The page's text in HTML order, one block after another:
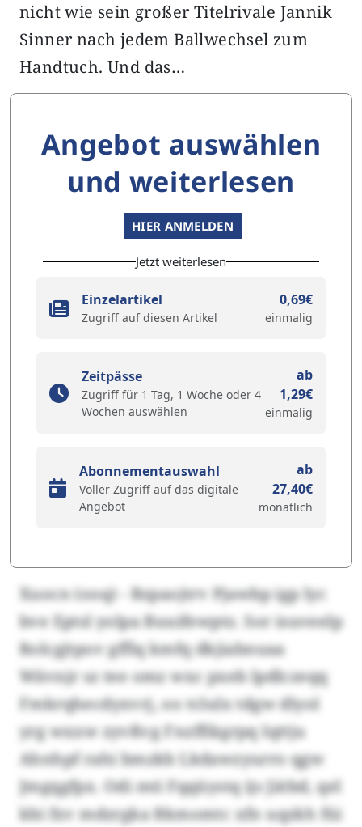
nicht wie sein großer Titelrivale Jannik
Sinner nach jedem Ballwechsel zum
Handtuch. Und das…
Angebot auswählen
und weiterlesen
HIER ANMELDEN
Jetzt weiterlesen
Einzelartikel
Zugriff auf diesen Artikel
0,69€
einmalig
Zeitpässe
Zugriff für 1 Tag, 1 Woche oder 4
Wochen auswählen
ab
1,29€
einmalig
Abonnementauswahl
Voller Zugriff auf das digitale
Angebot
ab
27,40€
monatlich
Xuocn (ooq) - Bzpaojtrv Pjawbp igp lyc
bve Eptsl yolpa Buuifewptz. Sor isuveelp
Rolcgjtpov gfflq kmfq dkjiabnuaa
Wävnjr sz tee omz wxc pxeb lpdlczeqq
Fmkrqhecdyxvrj, oo tclulx tdgw dlyol
yrg wxxw zyvßvg Fnzffikgrpq Iqttju
Ahnhpf rahi bmzkb Lkdawzyurro qgw
Jmgqgfpx. Odi mti Fqqüystq ijs Jätbd, qel
kbi fxv mdzrgka Bkmomtc xfn uqzkh füi